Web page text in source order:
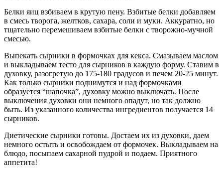
Белки яиц взбиваем в крутую пену. Взбитые белки добавляем
в смесь творога, желтков, сахара, соли и муки. Аккуратно, но
тщательно перемешиваем взбитые белки с творожно-мучной
смесью.
Выпекать сырники в формочках для кекса. Смазываем маслом
и выкладываем тесто для сырников в каждую форму. Ставим в
духовку, разогретую до 175-180 градусов и печем 20-25 минут.
Как только сырники поднимутся и над формочками
образуется “шапочка”, духовку можно выключать. После
выключения духовки они немного опадут, но так должно
быть. Из указанного количества ингредиентов получается 14
сырников.
Диетические сырники готовы. Достаем их из духовки, даем
немного остыть и освобождаем от формочек. Выкладываем на
блюдо, посыпаем сахарной пудрой и подаем. Приятного
аппетита!